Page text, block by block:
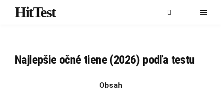
HitTest
Najlepšie očné tiene (2026) podľa testu
Obsah